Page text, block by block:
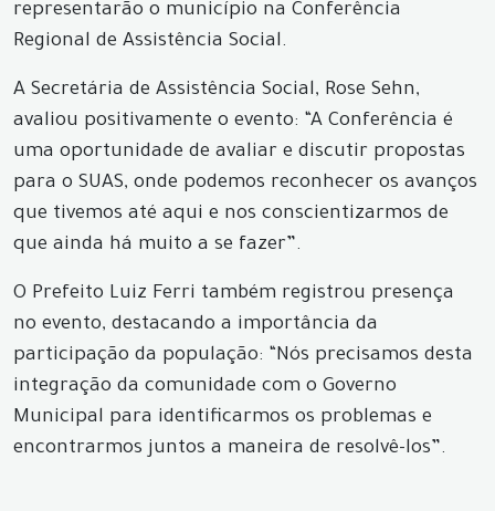
representarão o município na Conferência
Regional de Assistência Social.
A Secretária de Assistência Social, Rose Sehn,
avaliou positivamente o evento: “A Conferência é
uma oportunidade de avaliar e discutir propostas
para o SUAS, onde podemos reconhecer os avanços
que tivemos até aqui e nos conscientizarmos de
que ainda há muito a se fazer”.
O Prefeito Luiz Ferri também registrou presença
no evento, destacando a importância da
participação da população: “Nós precisamos desta
integração da comunidade com o Governo
Municipal para identificarmos os problemas e
encontrarmos juntos a maneira de resolvê-los”.